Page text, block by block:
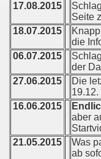
17.08.2015
Seite
18.07.2015
die
06.07.2015
der
27.06.2015
Die
19.12.
16.06.2015
aber
21.05.2015
Was
ab